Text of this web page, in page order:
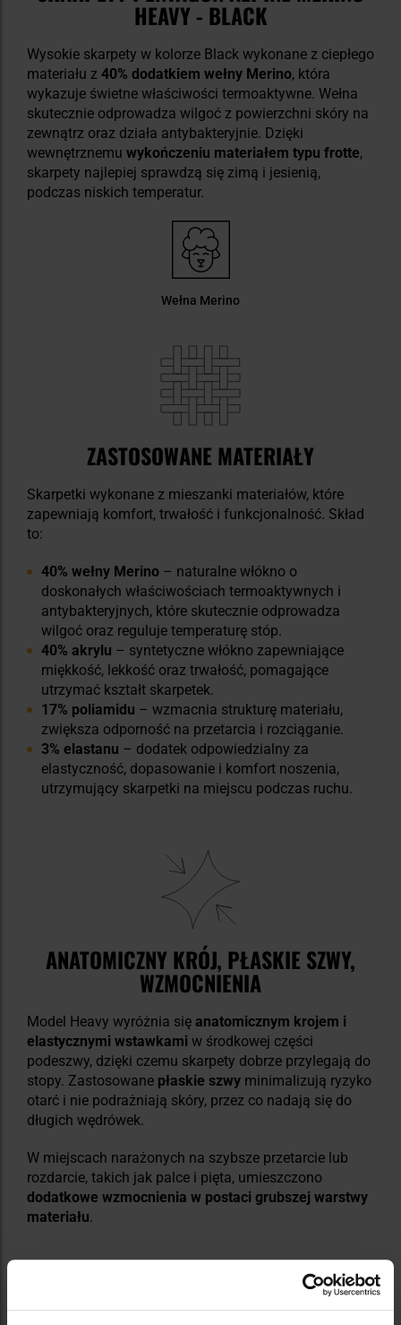
HEAVY - BLACK
Wysokie skarpety w kolorze Black wykonane z ciepłego
materiału z 40% dodatkiem wełny Merino, która
wykazuje świetne właściwości termoaktywne. Wełna
skutecznie odprowadza wilgoć z powierzchni skóry na
zewnątrz oraz działa antybakteryjnie. Dzięki
wewnętrznemu wykończeniu materiałem typu frotte,
skarpety najlepiej sprawdzą się zimą i jesienią,
podczas niskich temperatur.
Wełna Merino
ZASTOSOWANE MATERIAŁY
Skarpetki wykonane z mieszanki materiałów, które
zapewniają komfort, trwałość i funkcjonalność. Skład
to:
40% wełny Merino – naturalne włókno o
doskonałych właściwościach termoaktywnych i
antybakteryjnych, które skutecznie odprowadza
wilgoć oraz reguluje temperaturę stóp.
40% akrylu – syntetyczne włókno zapewniające
miękkość, lekkość oraz trwałość, pomagające
utrzymać kształt skarpetek.
17% poliamidu – wzmacnia strukturę materiału,
zwiększa odporność na przetarcia i rozciąganie.
3% elastanu – dodatek odpowiedzialny za
elastyczność, dopasowanie i komfort noszenia,
utrzymujący skarpetki na miejscu podczas ruchu.
ANATOMICZNY KRÓJ, PŁASKIE SZWY,
WZMOCNIENIA
Model Heavy wyróżnia się anatomicznym krojem i
elastycznymi wstawkami w środkowej części
podeszwy, dzięki czemu skarpety dobrze przylegają do
stopy. Zastosowane płaskie szwy minimalizują ryzyko
otarć i nie podrażniają skóry, przez co nadają się do
długich wędrówek.
W miejscach narażonych na szybsze przetarcie lub
rozdarcie, takich jak palce i pięta, umieszczono
dodatkowe wzmocnienia w postaci grubszej warstwy
materiału.